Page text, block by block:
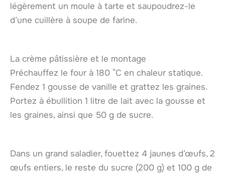
légèrement un moule à tarte et saupoudrez-le
d’une cuillère à soupe de farine.
La crème pâtissière et le montage
Préchauffez le four à 180 °C en chaleur statique.
Fendez 1 gousse de vanille et grattez les graines.
Portez à ébullition 1 litre de lait avec la gousse et
les graines, ainsi que 50 g de sucre.
Dans un grand saladier, fouettez 4 jaunes d’œufs, 2
œufs entiers, le reste du sucre (200 g) et 100 g de